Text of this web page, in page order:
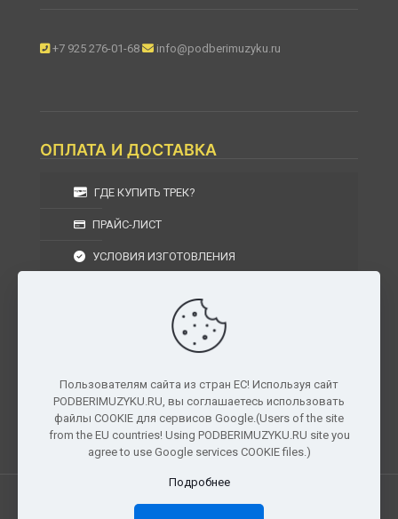
+7 925 276-01-68 info@podberimuzyku.ru
ОПЛАТА И ДОСТАВКА
ГДЕ КУПИТЬ ТРЕК?
ПРАЙС-ЛИСТ
УСЛОВИЯ ИЗГОТОВЛЕНИЯ
УСЛОВИЯ ВОЗВРАТА
г. Москва, Московская область, Центральный
федеральный округ, РФ, Россия
Все права защищены. © 2026 PODBERIMUZYKU.RU
Пользователям сайта из стран ЕС! Используя сайт
PODBERIMUZYKU.RU, вы соглашаетесь использовать
файлы COOKIE для сервисов Google.(Users of the site
from the EU countries! Using PODBERIMUZYKU.RU site you
agree to use Google services COOKIE files.)
Подробнее